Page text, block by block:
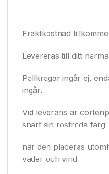
Fraktkostnad
Levereras till ditt
Pallkragar ingår ej,
ingår.
Vid leverans är
snart sin roströda färg
när den placeras
väder och vind.